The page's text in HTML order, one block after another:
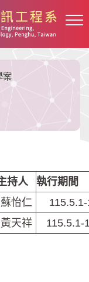
案
持人
執行期間
蘇怡仁
黃天祥 115.5.1-